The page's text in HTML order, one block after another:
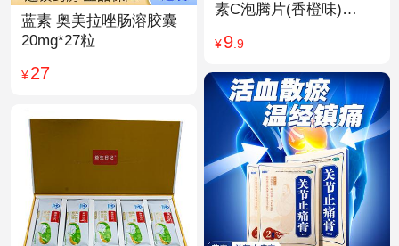
素C泡腾片(香橙味)
¥9.9
蓝素 奥美拉唑肠溶胶囊
20mg*27粒
¥27